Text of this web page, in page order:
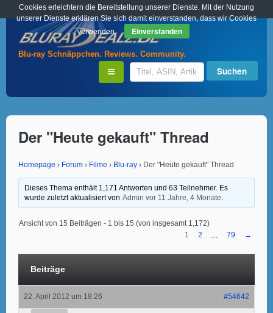
Blu-ray Schnäppchen. Reviews. Community.
Der "Heute gekauft" Thread
Homepage › Forum › Filme › Blu-ray › Der "Heute gekauft" Thread
Dieses Thema enthält 1,171 Antworten und 63 Teilnehmer. Es
wurde zuletzt aktualisiert von Admin vor 11 Jahre, 4 Monate
Ansicht von 15 Beiträgen - 1 bis 15 (von insgesamt 1,172)
1
2 79 →
Beiträge
22. April 2012 um 18:26 #54642
Cookies erleichtern die Bereitstellung unserer Dienste. Mit der Nutzung
unserer Dienste erklären Sie sich damit einverstanden, dass wir Cookies
verwenden.
Einverstanden